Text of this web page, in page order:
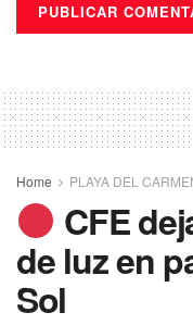
Home PLAYA DEL
CFE
de luz en
Sol